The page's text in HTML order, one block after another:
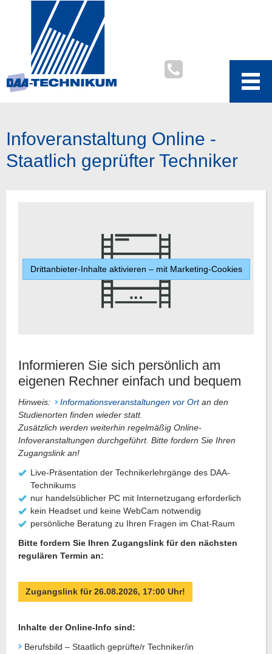
Infoveranstaltung Online -
Staatlich geprüfter Techniker
Drittanbieter-Inhalte aktivieren – mit Marketing-Cookies
Informieren Sie sich persönlich am
eigenen Rechner einfach und bequem
Hinweis: Informationsveranstaltungen vor Ortan den
Studienorten finden wieder statt.
Zusätzlich werden weiterhin regelmäßig Online-
Infoveranstaltungen durchgeführt. Bitte fordern Sie Ihren
Zugangslink an!
Live-Präsentation der Technikerlehrgänge des DAA-
Technikums
nur handelsüblicher PC mit Internetzugang erforderlich
kein Headset und keine WebCam notwendig
persönliche Beratung zu Ihren Fragen im Chat-Raum
Bitte fordern Sie Ihren Zugangslink für den nächsten
regulären Termin an:
Zugangslink für 26.08.2026, 17:00 Uhr!
Inhalte der Online-Info sind:
Berufsbild – Staatlich geprüfte/r Techniker/in